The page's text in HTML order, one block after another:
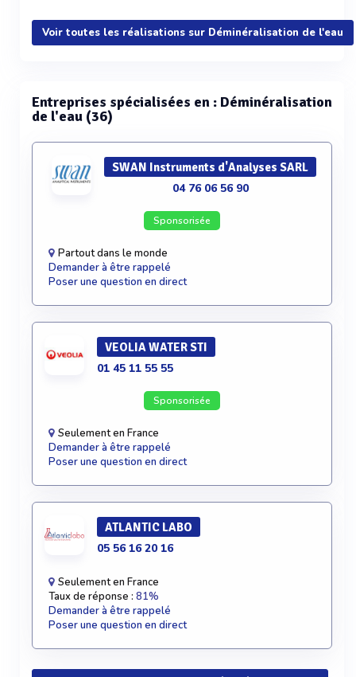
Voir plus
Voir toutes les réalisations sur Déminéralisation de l'eau
Entreprises spécialisées en : Déminéralisation
de l'eau (36)
SWAN Instruments d'Analyses SARL
04 76 06 56 90
Sponsorisée
Partout dans le monde
Demander à être rappelé
Poser une question en direct
VEOLIA WATER STI
01 45 11 55 55
Sponsorisée
Seulement en France
Demander à être rappelé
Poser une question en direct
ATLANTIC LABO
05 56 16 20 16
Seulement en France
Taux de réponse : 81%
Demander à être rappelé
Poser une question en direct